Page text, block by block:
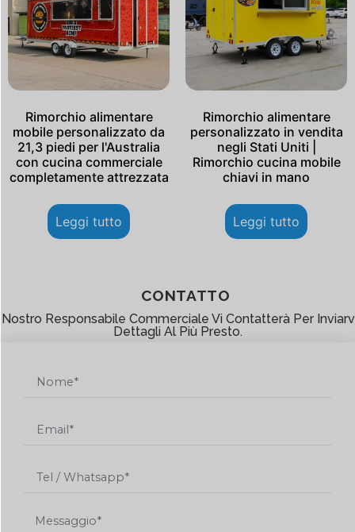
Rimorchio alimentare
mobile personalizzato da
21,3 piedi per l'Australia
con cucina commerciale
completamente attrezzata
Leggi tutto
Rimorchio alimentare
personalizzato in vendita
negli Stati Uniti |
Rimorchio cucina mobile
chiavi in ​​mano
Leggi tutto
CONTATTO
Responsabile Commerciale Vi Contatterà Per
Dettagli Al Più Presto.